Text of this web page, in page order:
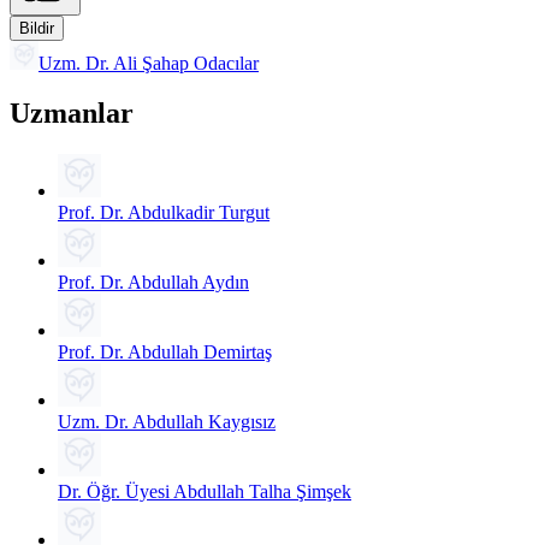
Bildir
Uzm. Dr. Ali Şahap Odacılar
Uzmanlar
Prof. Dr. Abdulkadir Turgut
Prof. Dr. Abdullah Aydın
Prof. Dr. Abdullah Demirtaş
Uzm. Dr. Abdullah Kaygısız
Dr. Öğr. Üyesi Abdullah Talha Şimşek